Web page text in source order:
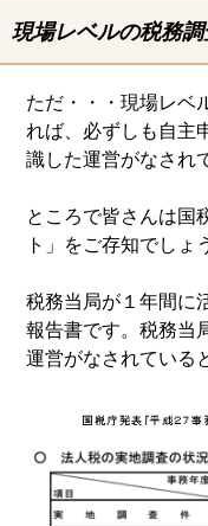
現場レベルの税務
ただ・・・現場レベ
れば、必ずしも自主
識した運営がなされ
ところで皆さんは国
ト」をご存知でしょ
税務当局が１年間に
報告書です。税務当
運営がなされている